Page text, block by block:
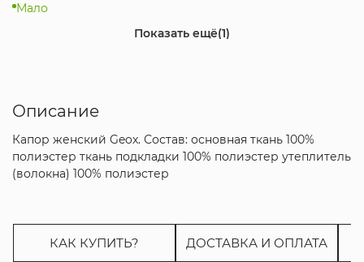
Мало
Geox - ТРК Мегамаг, Ростов-на-Дону
Показать ещё(1)
Описание
Капор женский Geox. Состав: основная ткань 100%
полиэстер ткань подкладки 100% полиэстер утеплитель
(волокна) 100% полиэстер
КАК КУПИТЬ? ДОСТАВКА И ОПЛАТА